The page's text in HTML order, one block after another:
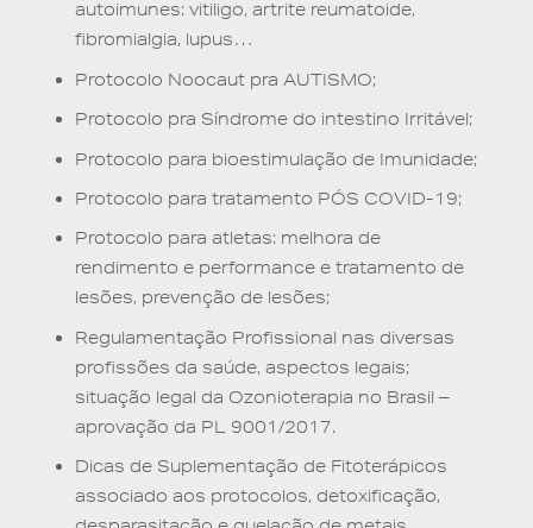
autoimunes: vitiligo, artrite reumatoide,
fibromialgia, lupus…
Protocolo Noocaut pra AUTISMO;
Protocolo pra Síndrome do intestino Irritável;
Protocolo para bioestimulação de Imunidade;
Protocolo para tratamento PÓS COVID-19;
Protocolo para atletas: melhora de
rendimento e performance e tratamento de
lesões, prevenção de lesões;
Regulamentação Profissional nas diversas
profissões da saúde, aspectos legais;
situação legal da Ozonioterapia no Brasil –
aprovação da PL 9001/2017.
Dicas de Suplementação de Fitoterápicos
associado aos protocolos, detoxificação,